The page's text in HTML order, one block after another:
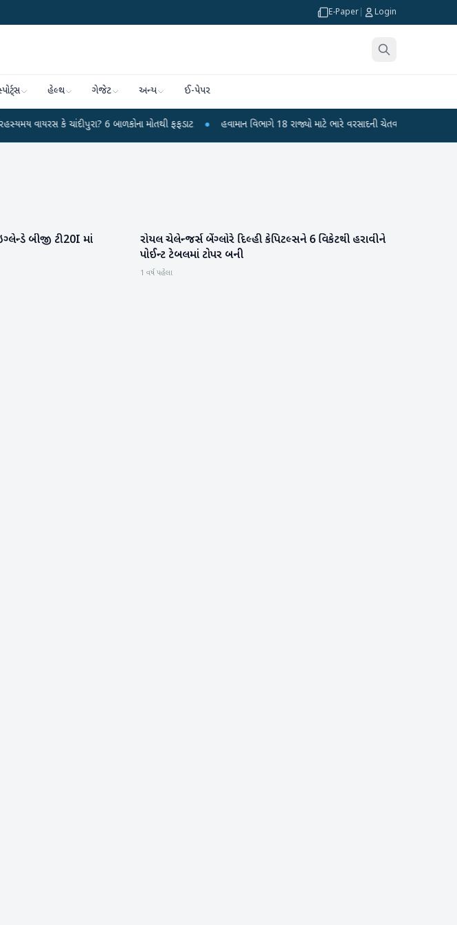
E-Paper Login
હેલ્થ ગેજેટ અન્ય ઈ-પેપર
કે ચાંદીપુરા? 6 બાળકોના મોતથી ફફડાટ ● હવામાન વિભાગે 18 રાજ્યો માટે ભારે વરસાદની ચેતવણી જારી કરી
બીજી ટી20I માં
રમતગમત
રોયલ ચેલેન્જર્સ બેંગ્લોરે દિલ્હી કેપિટલ્સને 6 વિકેટથી હરાવીને
પોઈન્ટ ટેબલમાં ટોપર બની
1 વર્ષ પહેલા